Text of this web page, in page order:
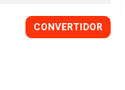
CONVERTIDOR